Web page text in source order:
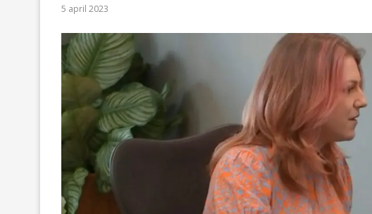
5 april 2023